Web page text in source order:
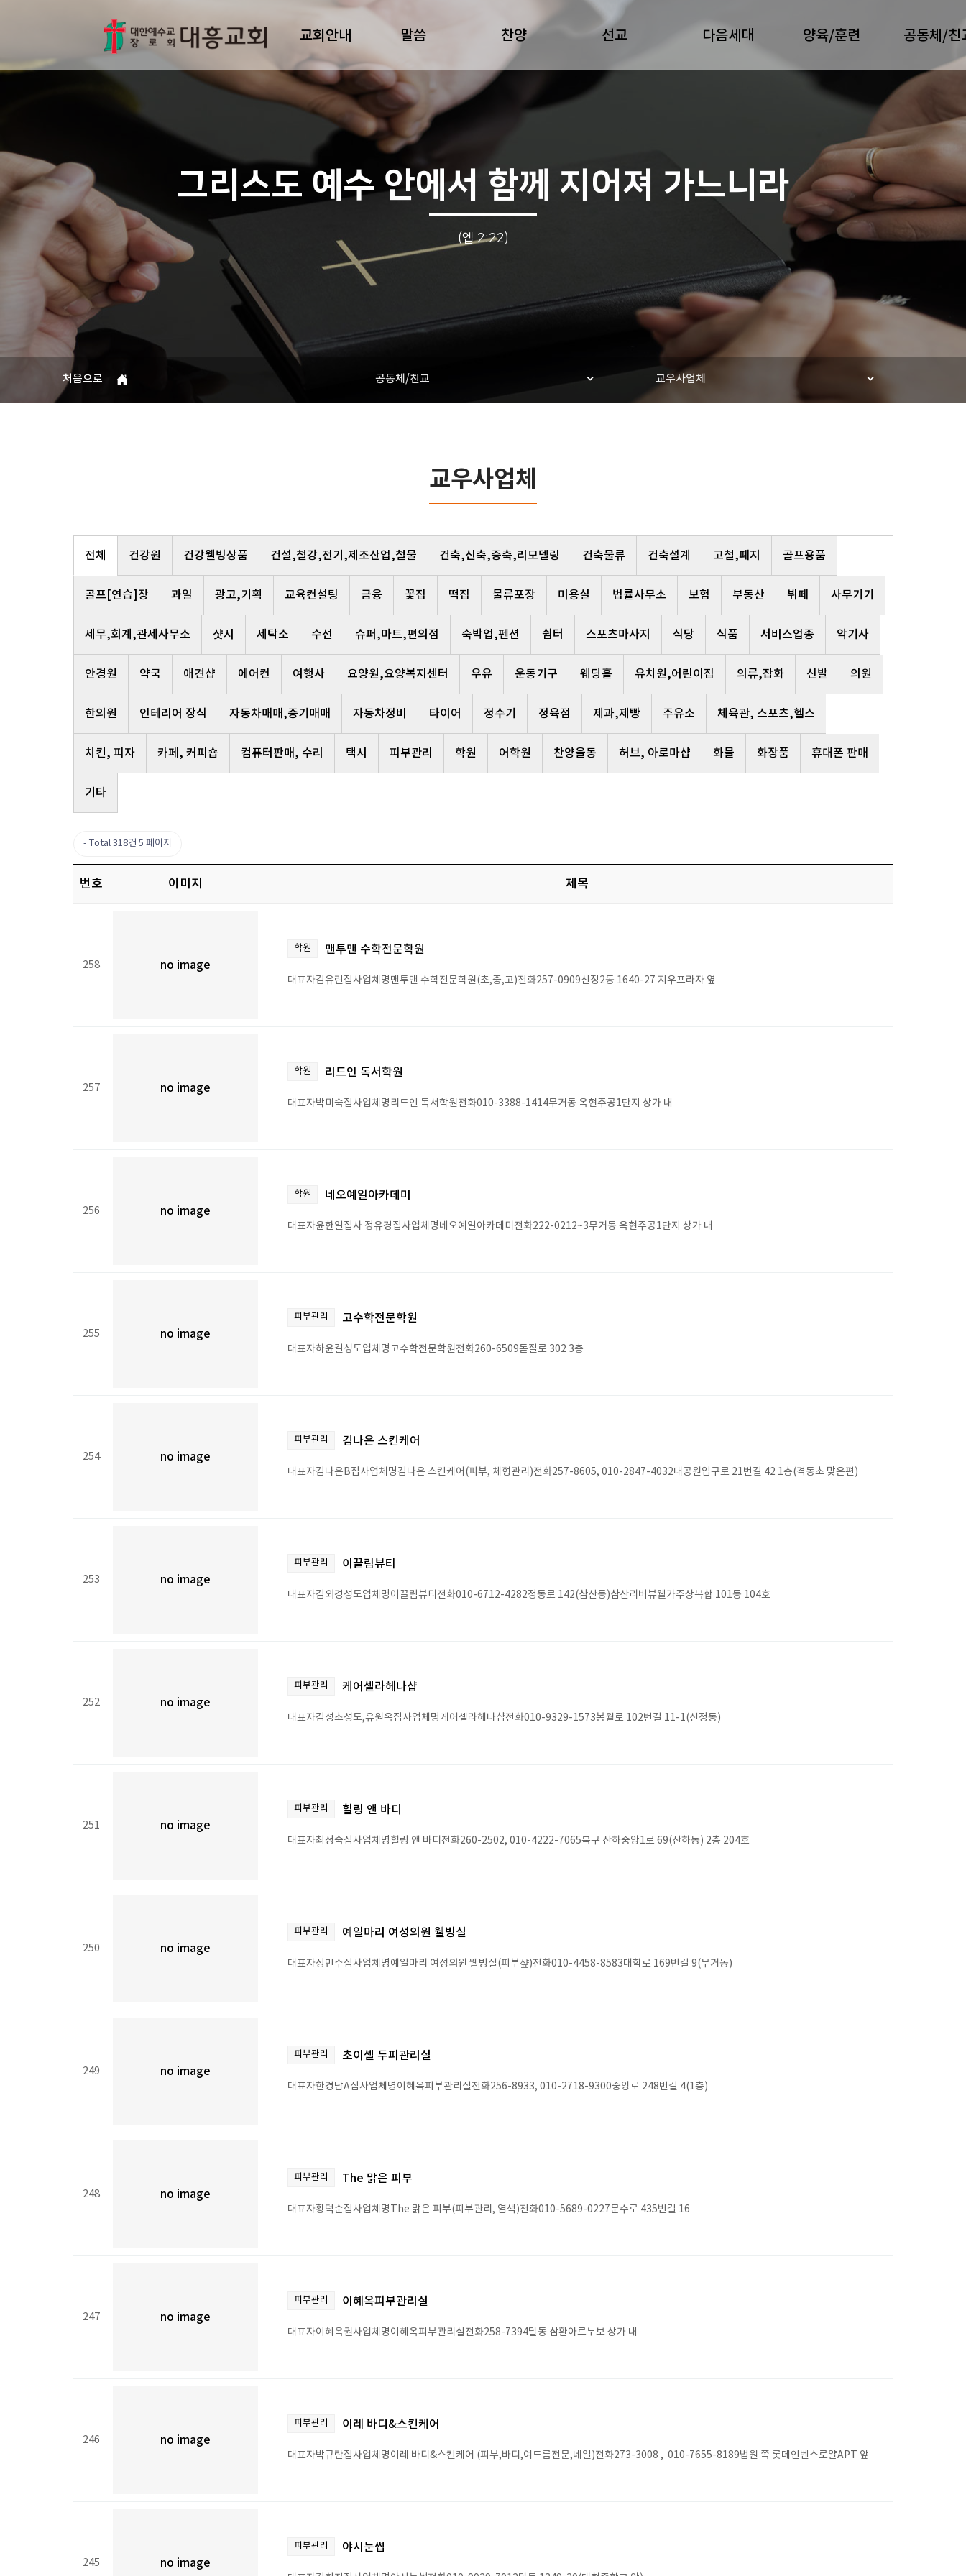
교회안내 말씀 찬양 선교 다음세대 양육/훈련 공동체/친
그리스도 예수 안에서 함께 지어져 가느니라
(엡 2:22)
처음으로 공동체/친교 교우사업체
교우사업체
전체 건강원 건강웰빙상품 건설,철강,전기,제조산업,철물 건축,신축,증축,리모델링 건축물류 건축설계 고철,폐지 골프용품
골프[연습]장 과일 광고,기획 교육컨설팅 금융 꽃집 떡집 물류포장 미용실 법률사무소 보험 부동산 뷔페 사무기기
세무,회계,관세사무소 샷시 세탁소 수선 슈퍼,마트,편의점 숙박업,펜션 쉼터 스포츠마사지 식당 식품 서비스업종 악기사
안경원 약국 애견샵 에어컨 여행사 요양원,요양복지센터 우유 운동기구 웨딩홀 유치원,어린이집 의류,잡화 신발 의원
한의원 인테리어 장식 자동차매매,중기매매 자동차정비 타이어 정수기 정육점 제과,제빵 주유소 체육관, 스포츠,헬스
치킨, 피자 카페, 커피숍 컴퓨터판매, 수리 택시 피부관리 학원 어학원 찬양율동 허브, 아로마샵 화물 화장품 휴대폰 판매
기타
Total 318건 5 페이지
번호 이미지 제목
258 no image
학원 맨투맨 수학전문학원
대표자김유린집사업체명맨투맨 수학전문학원(초,중,고)전화257-0909신정2동 1640-27 지우프라자 옆
257 no image
학원 리드인 독서학원
대표자박미숙집사업체명리드인 독서학원전화010-3388-1414무거동 옥현주공1단지 상가 내
256 no image
학원 네오예일아카데미
대표자윤한일집사 정유경집사업체명네오예일아카데미전화222-0212~3무거동 옥현주공1단지 상가 내
255 no image
피부관리 고수학전문학원
대표자하윤길성도업체명고수학전문학원전화260-6509돋질로 302 3층
254 no image
피부관리 김나은 스킨케어
대표자김나은B집사업체명김나은 스킨케어(피부, 체형관리)전화257-8605, 010-2847-4032대공원입구로 21번길 42 1층(격동초 맞은편)
253 no image
피부관리 이끌림뷰티
대표자김외경성도업체명이끌림뷰티전화010-6712-4282정동로 142(삼산동)삼산리버뷰웰가주상복합 101동 104호
252 no image
피부관리 케어셀라헤나샵
대표자김성초성도,유원옥집사업체명케어셀라헤나샵전화010-9329-1573봉월로 102번길 11-1(신정동)
251 no image
피부관리 힐링 앤 바디
대표자최정숙집사업체명힐링 앤 바디전화260-2502, 010-4222-7065북구 산하중앙1로 69(산하동) 2층 204호
250 no image
피부관리 예일마리 여성의원 웰빙실
대표자정민주집사업체명예일마리 여성의원 웰빙실(피부샾)전화010-4458-8583대학로 169번길 9(무거동)
249 no image
피부관리 초이셀 두피관리실
대표자한경남A집사업체명이혜옥피부관리실전화256-8933, 010-2718-9300중앙로 248번길 4(1층)
248 no image
피부관리 The 맑은 피부
대표자황덕순집사업체명The 맑은 피부(피부관리, 염색)전화010-5689-0227문수로 435번길 16
247 no image
피부관리 이혜옥피부관리실
대표자이혜옥권사업체명이혜옥피부관리실전화258-7394달동 삼환아르누보 상가 내
246 no image
피부관리 이레 바디&스킨케어
대표자박규란집사업체명이레 바디&스킨케어 (피부,바디,여드름전문,네일)전화273-3008 , 010-7655-8189법원 쪽 롯데인벤스로얄APT 앞
245 no image
피부관리 야시눈썹